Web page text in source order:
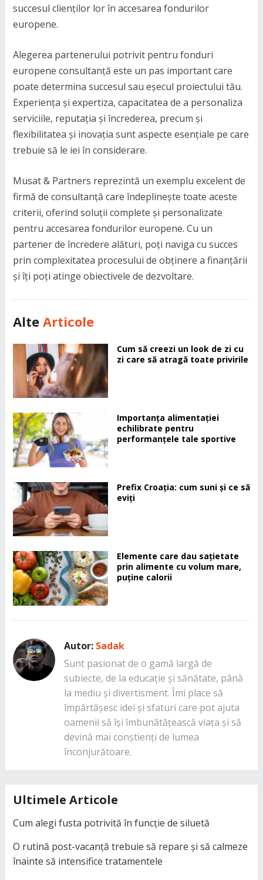
succesul clienților lor în accesarea fondurilor
europene.
Alegerea partenerului potrivit pentru fonduri
europene consultanță este un pas important care
poate determina succesul sau eșecul proiectului tău.
Experiența și expertiza, capacitatea de a personaliza
serviciile, reputația și încrederea, precum și
flexibilitatea și inovația sunt aspecte esențiale pe care
trebuie să le iei în considerare.
Musat & Partners reprezintă un exemplu excelent de
firmă de consultanță care îndeplinește toate aceste
criterii, oferind soluții complete și personalizate
pentru accesarea fondurilor europene. Cu un
partener de încredere alături, poți naviga cu succes
prin complexitatea procesului de obținere a finanțării
și îți poți atinge obiectivele de dezvoltare.
Alte Articole
Cum să creezi un look de zi cu
zi care să atragă toate privirile
Importanța alimentației
echilibrate pentru
performanțele tale sportive
Prefix Croația: cum suni și ce să
eviți
Elemente care dau sațietate
prin alimente cu volum mare,
puține calorii
Autor: Sadak
Sunt pasionat de o gamă largă de
subiecte, de la educație și sănătate, până
la mediu și divertisment. Îmi place să
împărtășesc idei și sfaturi care pot ajuta
oamenii să își îmbunătățească viața și să
devină mai conștienți de lumea
înconjurătoare.
Ultimele Articole
Cum alegi fusta potrivită în funcție de siluetă
O rutină post-vacanță trebuie să repare și să calmeze
înainte să intensifice tratamentele